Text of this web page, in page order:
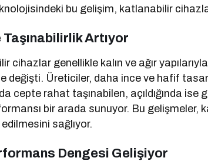
bu gelişim, katlanabilir
Taşınabilirlik Artıyor
cihazlar genellikle kalın ve ağır
değişti. Üreticiler, daha ince ve hafif
cepte rahat taşınabilen, açıldığında
bir arada sunuyor. Bu
sağlıyor.
Dengesi Gelişiyor